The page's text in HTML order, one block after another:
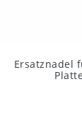
Ersatznadel